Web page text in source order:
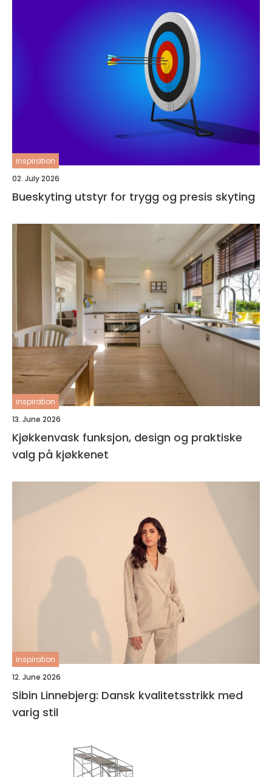
inspiration
02. July 2026
Bueskyting utstyr for trygg og presis skyting
inspiration
13. June 2026
Kjøkkenvask funksjon, design og praktiske
valg på kjøkkenet
inspiration
12. June 2026
Sibin Linnebjerg: Dansk kvalitetsstrikk med
varig stil